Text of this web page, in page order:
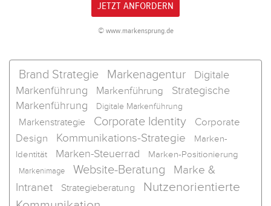
JETZT ANFORDERN
© www.markensprung.de
Brand Strategie Markenagentur
Digitale
Markenführung
Markenführung
Strategische
Markenführung
Digitale Markenführung
Markenstrategie Corporate Identity
Corporate
Design
Kommunikations-Strategie
Marken-
Identität
Marken-Steuerrad Marken-Positionierung
Markenimage Website-Beratung
Marke &
Intranet
Strategieberatung
Nutzenorientierte